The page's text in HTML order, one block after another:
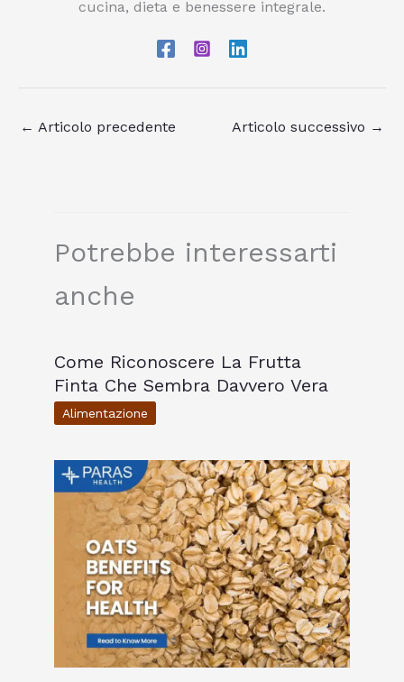
cucina, dieta e benessere integrale.
← Articolo precedente Articolo successivo →
Potrebbe interessarti
anche
Come Riconoscere La Frutta
Finta Che Sembra Davvero Vera
Alimentazione